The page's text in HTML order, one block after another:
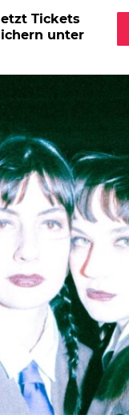
Tickets
unter